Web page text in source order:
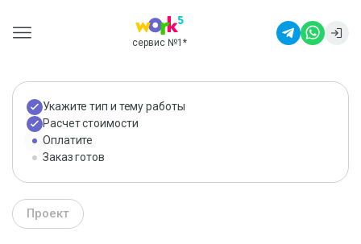
сервис №1 *
Укажите тип и тему работы
Расчет стоимости
Оплатите
Заказ готов
Проект